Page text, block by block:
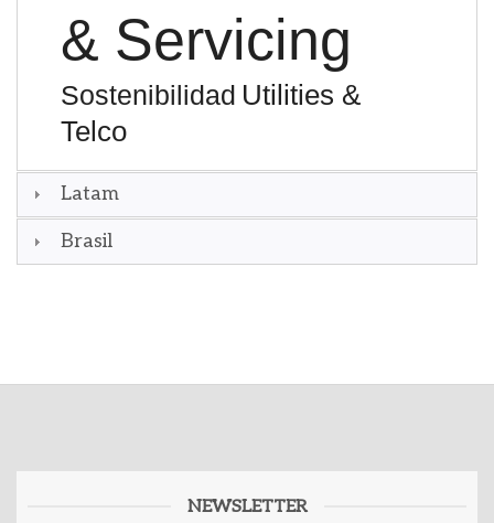
& Servicing
Sostenibilidad Utilities &
Telco
Latam
Brasil
NEWSLETTER